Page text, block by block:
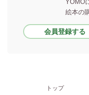
YOMO
絵本の
会員登録する
トップ